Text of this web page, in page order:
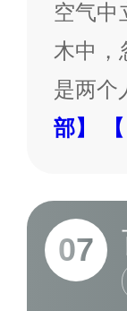
空气中
木中
是两个
部】
07